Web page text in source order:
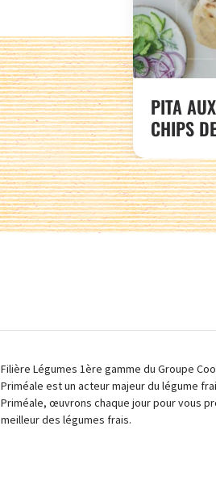
PITA
CHIPS
Filière Légumes 1ère gamme du Groupe
Priméale est un acteur majeur du légume
Priméale, œuvrons chaque jour pour vous
meilleur des légumes frais.